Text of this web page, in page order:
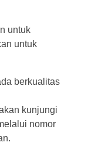
untuk
untuk
berkualitas
kunjungi
nomor